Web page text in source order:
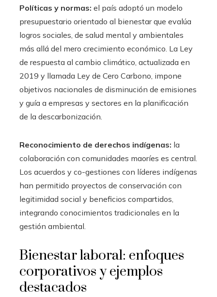
Políticas y normas: el país adoptó un modelo
presupuestario orientado al bienestar que evalúa
logros sociales, de salud mental y ambientales
más allá del mero crecimiento económico. La Ley
de respuesta al cambio climático, actualizada en
2019 y llamada Ley de Cero Carbono, impone
objetivos nacionales de disminución de emisiones
y guía a empresas y sectores en la planificación
de la descarbonización.
Reconocimiento de derechos indígenas: la
colaboración con comunidades maoríes es central.
Los acuerdos y co-gestiones con líderes indígenas
han permitido proyectos de conservación con
legitimidad social y beneficios compartidos,
integrando conocimientos tradicionales en la
gestión ambiental.
Bienestar laboral: enfoques
corporativos y ejemplos
destacados